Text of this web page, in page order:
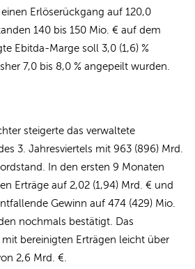
Erlöserückgang auf 120,0
140 bis 150 Mio. € auf dem
Ebitda-Marge soll 3,0 (1,6) %
7,0 bis 8,0 % angepeilt wurden.
steigerte das verwaltete
3. Jahresviertels mit 963 (896) Mrd.
In den ersten 9 Monaten
Erträge auf 2,02 (1,94) Mrd. € und
Gewinn auf 474 (429) Mio.
nochmals bestätigt. Das
bereinigten Erträgen leicht über
2,6 Mrd. €.